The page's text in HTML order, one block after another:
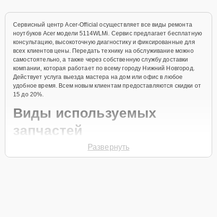
Сервисный центр Acer-Official осуществляет все виды ремонта
ноутбуков Acer модели 5114WLMi. Сервис предлагает бесплатную
консультацию, высокоточную диагностику и фиксированные для
всех клиентов цены. Передать технику на обслуживание можно
самостоятельно, а также через собственную службу доставки
компании, которая работает по всему городу Нижний Новгород.
Действует услуга выезда мастера на дом или офис в любое
удобное время. Всем новым клиентам предоставляются скидки от
15 до 20%.
Виды используемых
запчастей
Для ремонта ноутбука модели 5114WLMi предлагаются как
Развернуть